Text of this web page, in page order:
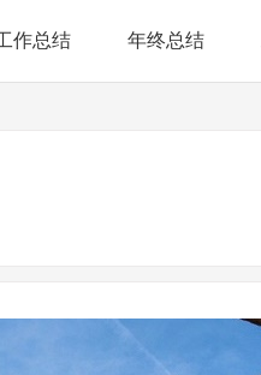
作总结 年终总结